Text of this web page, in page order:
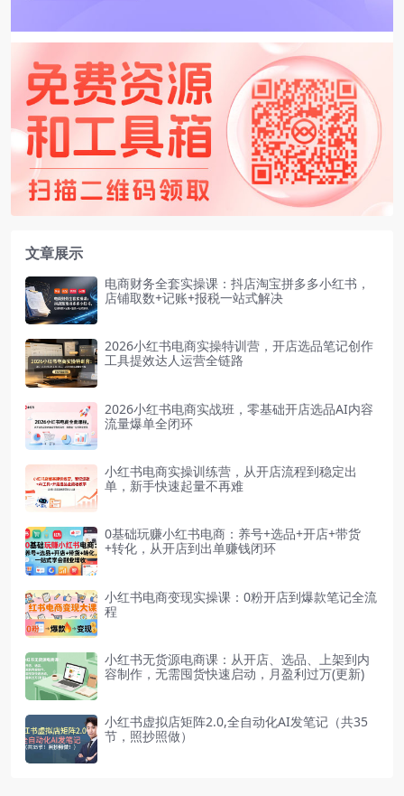
文章展示
电商财务全套实操课：抖店淘宝拼多多小红书，
店铺取数+记账+报税一站式解决
2026小红书电商实操特训营，开店选品笔记创作
工具提效达人运营全链路
2026小红书电商实战班，零基础开店选品AI内容
流量爆单全闭环
小红书电商实操训练营，从开店流程到稳定出
单，新手快速起量不再难
0基础玩赚小红书电商：养号+选品+开店+带货
+转化，从开店到出单赚钱闭环
小红书电商变现实操课：0粉开店到爆款笔记全流
程
小红书无货源电商课：从开店、选品、上架到内
容制作，无需囤货快速启动，月盈利过万(更新)
小红书虚拟店矩阵2.0,全自动化AI发笔记（共35
节，照抄照做）